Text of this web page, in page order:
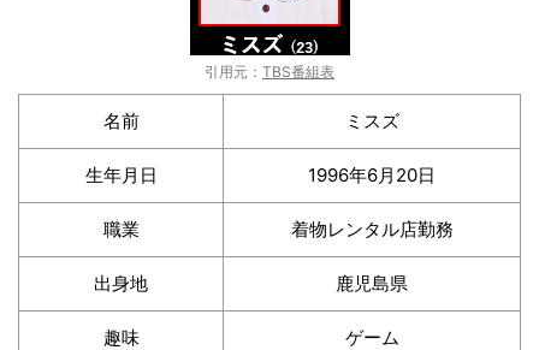
引用元： TBS番組表
名前 ミスズ
生年月日 1996年6月20日
職業 着物レンタル店勤務
出身地 鹿児島県
趣味 ゲーム